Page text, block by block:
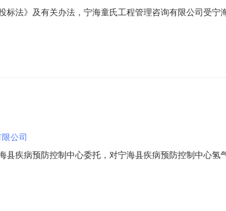
法》及有关办法，宁海童氏工程管理咨询有限公司受宁
名称招标内容入围家数一宁海县疾病预防控制中心宣传
公司
疾病预防控制中心委托，对宁海县疾病预防控制中心氢
有限公司确定成交日期：2026年03月25日若有供应商认